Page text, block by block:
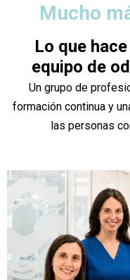
Mucho
Lo que
equipo de
Un grupo de
formación continua y
las personas